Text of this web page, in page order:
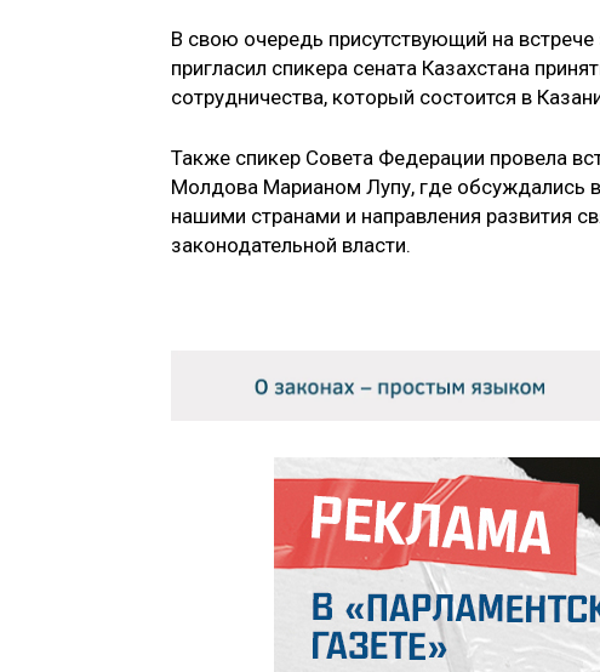
В свою очередь присутствующий на
пригласил спикера сената Казахстана
сотрудничества, который состоится в
Также спикер Совета Федерации провела
Молдова Марианом Лупу, где обсуждались
нашими странами и направления развития
законодательной власти.